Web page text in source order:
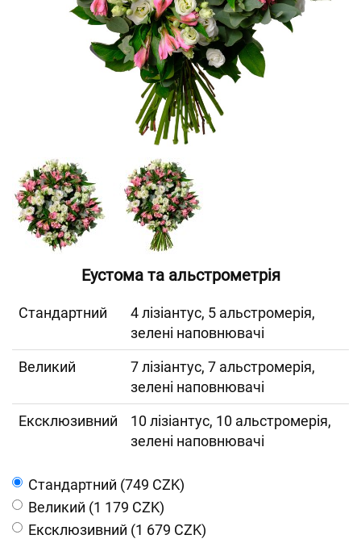
Еустома та альстрометрія
Cтандартний
4 лізіантус, 5 альстромерія,
зелені наповнювачі
Великий
7 лізіантус, 7 альстромерія,
зелені наповнювачі
Ексклюзивний
10 лізіантус, 10 альстромерія,
зелені наповнювачі
Cтандартний (749 CZK)
Великий (1 179 CZK)
Ексклюзивний (1 679 CZK)